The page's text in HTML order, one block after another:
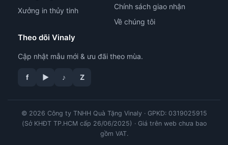
Xưởng in thủy tinh
Chính sách giao nhận
Về chúng tôi
Theo dõi Vinaly
Cập nhật mẫu mới & ưu đãi theo mùa.
f ▶ ♪ Z
© 2026 Công ty TNHH Quà Tặng Vinaly · GPKD: 0319025915
(Sở KHĐT TP.HCM cấp 26/06/2025) · Giá trên web chưa bao
gồm VAT.